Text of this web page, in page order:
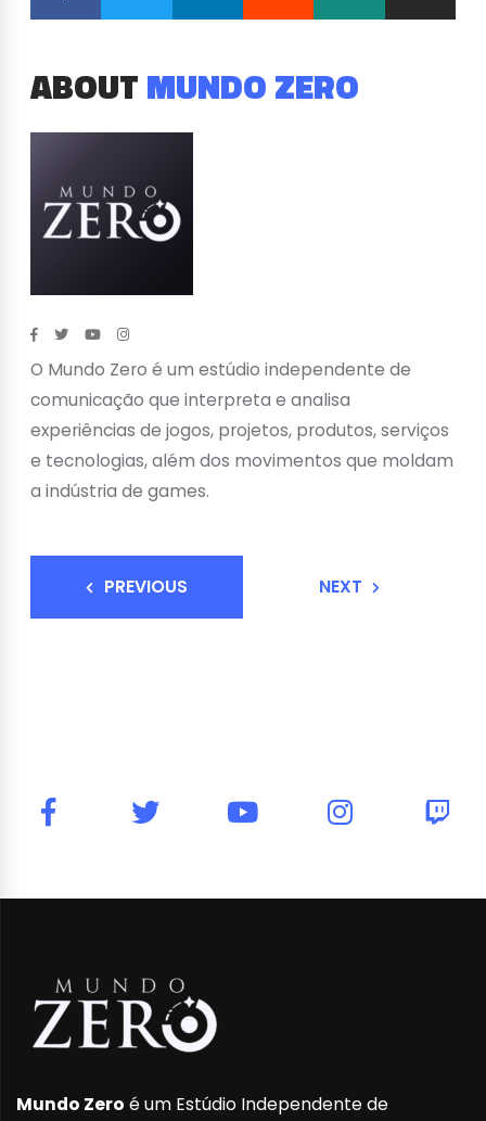
ABOUTMUNDO ZERO
O Mundo Zero é um estúdio independente de
comunicação que interpreta e analisa
experiências de jogos, projetos, produtos, serviços
e tecnologias, além dos movimentos que moldam
a indústria de games.
PREVIOUS NEXT
Mundo Zero é um Estúdio Independente de